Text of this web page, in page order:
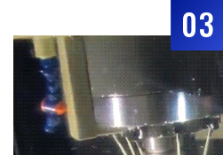
03